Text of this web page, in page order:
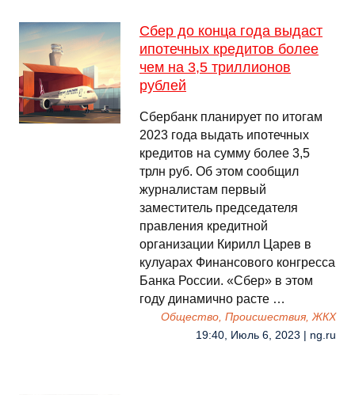
Сбер до конца года выдаст
ипотечных кредитов более
чем на 3,5 триллионов
рублей
Сбербанк планирует по итогам
2023 года выдать ипотечных
кредитов на сумму более 3,5
трлн руб. Об этом сообщил
журналистам первый
заместитель председателя
правления кредитной
организации Кирилл Царев в
кулуарах Финансового конгресса
Банка России. «Сбер» в этом
году динамично расте …
Общество, Происшествия, ЖКХ
19:40, Июль 6, 2023 | ng.ru